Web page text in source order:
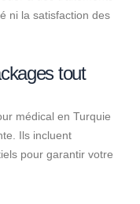
ni la satisfaction des
tout
médical en Turquie
Ils incluent
pour garantir votre